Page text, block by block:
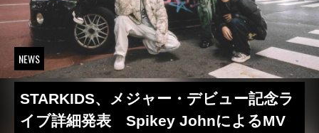
NEWS
STARKIDS、メジャー・デビュー記念ラ
イブ詳細発表 Spikey JohnによるMV